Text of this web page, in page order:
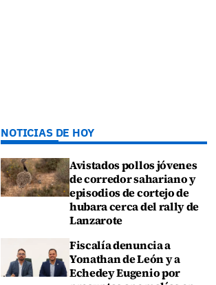
NOTICIAS DE HOY
Avistados pollos jóvenes
de corredor sahariano y
episodios de cortejo de
hubara cerca del rally de
Lanzarote
Fiscalía denuncia a
Yonathan de León y a
Echedey Eugenio por